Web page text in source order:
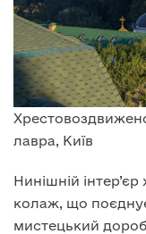
лавра, Київ
Нинішній
колаж, що
мистецький